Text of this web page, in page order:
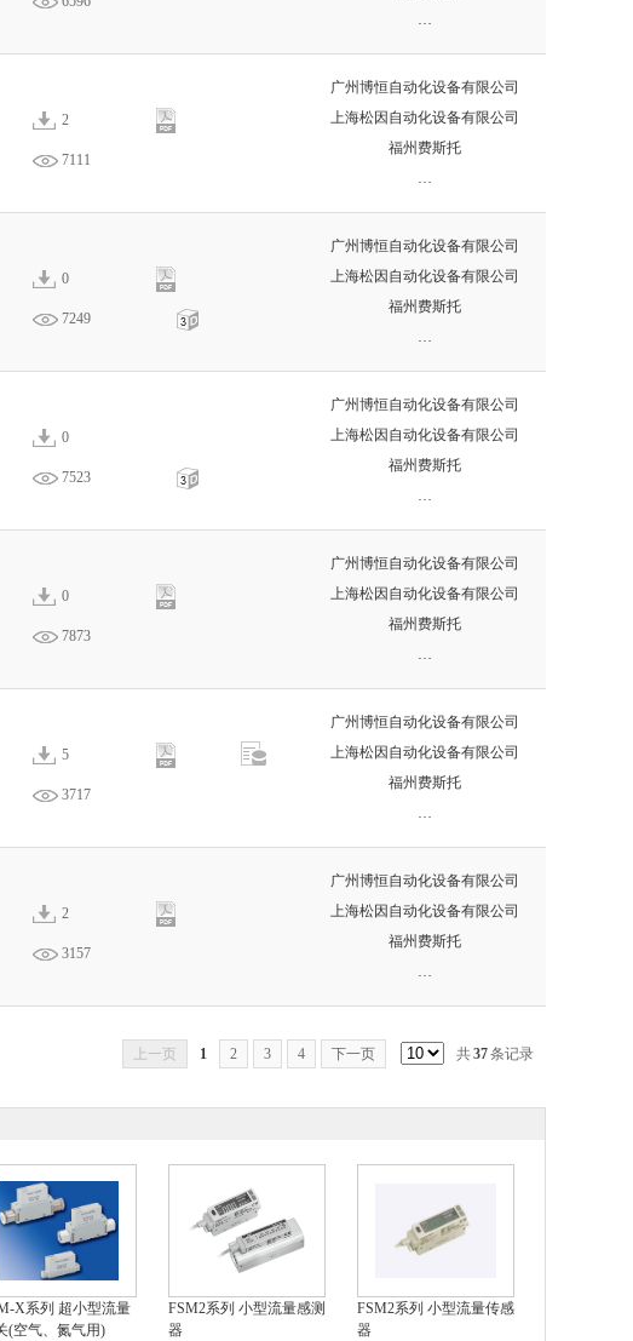
…
广州博恒自动化设备有限公司
上海松因自动化设备有限公司
福州费斯托
…
2
7111
广州博恒自动化设备有限公司
上海松因自动化设备有限公司
福州费斯托
…
0
7249
广州博恒自动化设备有限公司
上海松因自动化设备有限公司
福州费斯托
…
0
7523
广州博恒自动化设备有限公司
上海松因自动化设备有限公司
福州费斯托
…
0
7873
广州博恒自动化设备有限公司
上海松因自动化设备有限公司
福州费斯托
…
5
3717
广州博恒自动化设备有限公司
上海松因自动化设备有限公司
福州费斯托
…
2
3157
上一页 1 2 3 4 下一页 共37条记录
X系列 超小型流量
(空气、氮气用)
FSM2系列 小型流量感测
器
FSM2系列 小型流量传感
器